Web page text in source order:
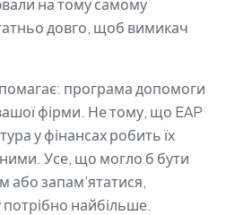
на тому самому
довго, щоб вимикач
програма допомоги
фірми. Не тому, що EAP
у фінансах робить їх
Усе, що могло б бути
запам’ятатися,
найбільше.